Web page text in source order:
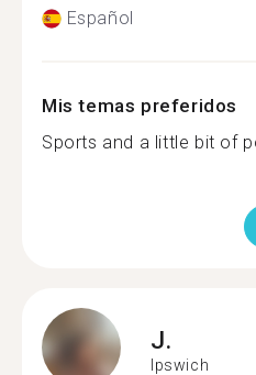
Español
Mis temas preferidos
Sports and a little bit of
J.
Ipswich